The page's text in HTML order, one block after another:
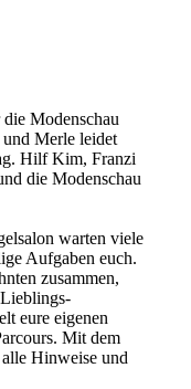
Modenschau
Merle leidet
Hilf Kim, Franzi
die Modenschau
warten viele
Aufgaben euch.
zusammen,
eure eigenen
Mit dem
Hinweise und